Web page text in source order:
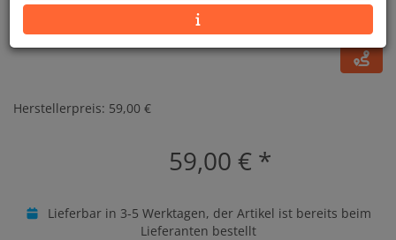
Herstellerpreis: 59,00 €
59,00 € *
Lieferbar in 3-5 Werktagen, der Artikel ist bereits beim
Lieferanten bestellt